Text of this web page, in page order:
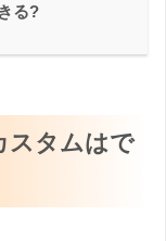
る?
スタムはで